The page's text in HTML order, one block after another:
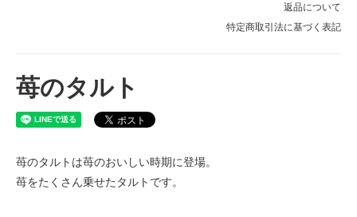
返品について
特定商取引法に基づく表記
苺のタルト
苺のタルトは苺のおいしい時期に登場。
苺をたくさん乗せたタルトです。